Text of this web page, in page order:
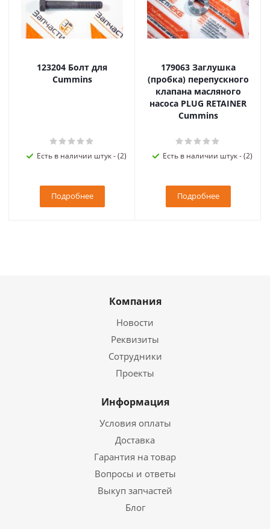
123204 Болт для
Cummins
Есть в наличии штук - (2)
Подробнее
179063 Заглушка
(пробка) перепускного
клапана масляного
насоса PLUG RETAINER
Cummins
Есть в наличии штук - (2)
Подробнее
Компания
Новости
Реквизиты
Сотрудники
Проекты
Информация
Условия оплаты
Доставка
Гарантия на товар
Вопросы и ответы
Выкуп запчастей
Блог